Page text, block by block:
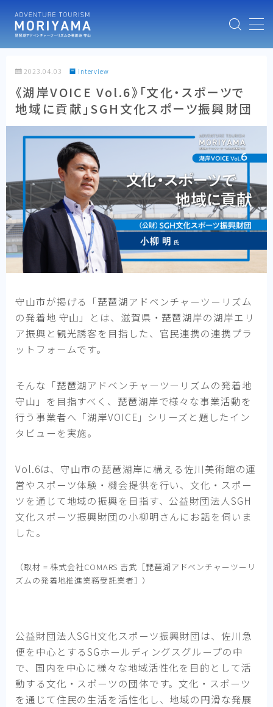
ABOUT
MOVIES
2023.04.03 interview
《湖岸VOICE Vol.6》「文化・スポーツで
地域に貢献」SGH文化スポーツ振興財団
守山市が掲げる「琵琶湖アドベンチャーツーリズム
の発着地 守山」とは、滋賀県・琵琶湖岸の湖岸エリ
ア振興と観光誘客を目指した、官民連携の連携プラ
ットフォームです。
そんな「琵琶湖アドベンチャーツーリズムの発着地
守山」を目指すべく、琵琶湖岸で様々な事業活動を
行う事業者へ「湖岸VOICE」シリーズと題したイン
タビューを実施。
Vol.6は、守山市の琵琶湖岸に構える佐川美術館の運
営やスポーツ体験・機会提供を行い、文化・スポー
ツを通じて地域の振興を目指す、公益財団法人SGH
文化スポーツ振興財団の小柳明さんにお話を伺いま
した。
（取材 = 株式会社COMARS 吉武［琵琶湖アドベンチャーツーリ
ズムの発着地推進業務受託業者］）
公益財団法人SGH文化スポーツ振興財団は、佐川急
便を中心とするSGホールディングスグループの中
で、国内を中心に様々な地域活性化を目的として活
動する文化・スポーツの団体です。文化・スポーツ
を通じて住民の生活を活性化し、地域の円滑な発展